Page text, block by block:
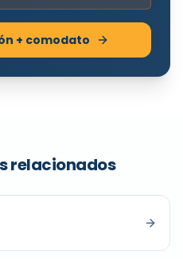
+ comodato
relacionados